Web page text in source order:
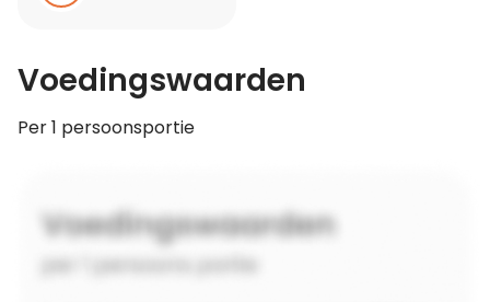
Voedingswaarden
Per 1 persoonsportie